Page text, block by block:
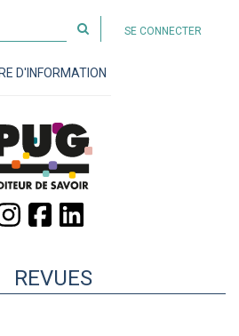
SE CONNECTER
D'INFORMATION
REVUES